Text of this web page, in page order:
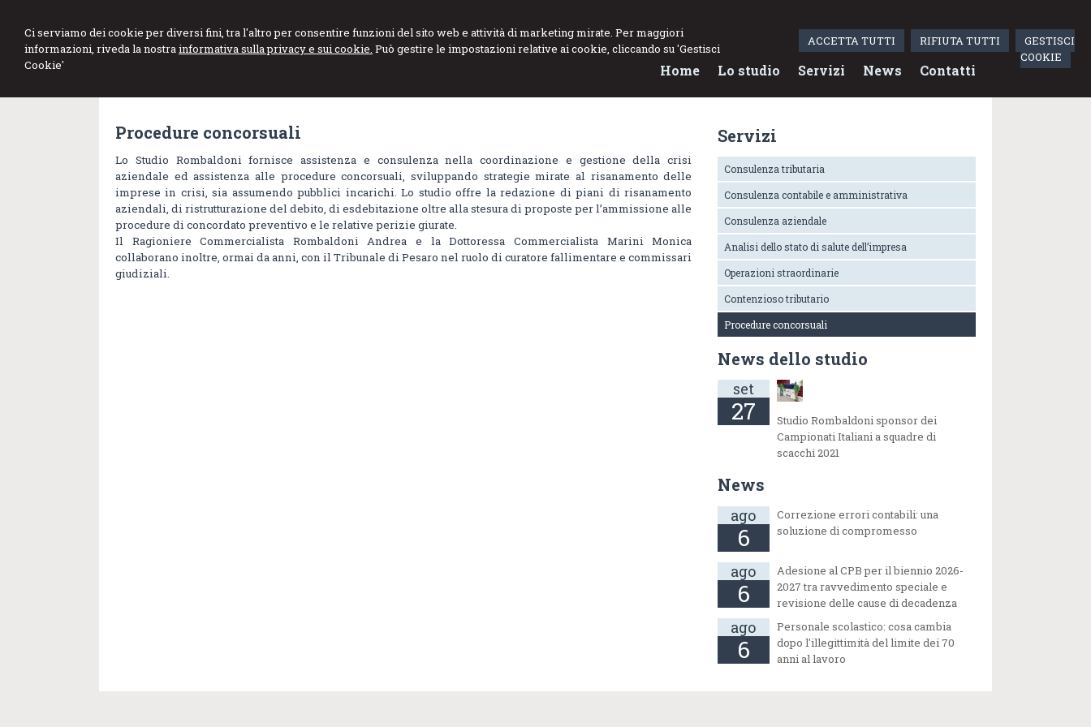
Ci serviamo dei cookie per diversi fini, tra l'altro per consentire funzioni del sito web e attività di marketing mirate. Per maggiori
informazioni, riveda la nostrainformativa sulla privacy e sui cookie. Può gestire le impostazioni relative ai cookie, cliccando su 'Gestisci
Cookie'
ACCETTA TUTTI RIFIUTA TUTTI
GESTISCI
COOKIE
Home Lo studio Servizi News Contatti
Procedure concorsuali
Lo Studio Rombaldoni fornisce assistenza e consulenza nella coordinazione e gestione della crisi
aziendale ed assistenza alle procedure concorsuali, sviluppando strategie mirate al risanamento delle
imprese in crisi, sia assumendo pubblici incarichi. Lo studio offre la redazione di piani di risanamento
aziendali, di ristrutturazione del debito, di esdebitazione oltre alla stesura di proposte per l’ammissione alle
procedure di concordato preventivo e le relative perizie giurate.
Il Ragioniere Commercialista Rombaldoni Andrea e la Dottoressa Commercialista Marini Monica
collaborano inoltre, ormai da anni, con il Tribunale di Pesaro nel ruolo di curatore fallimentare e commissari
giudiziali.
Servizi
Consulenza tributaria
Consulenza contabile e amministrativa
Consulenza aziendale
Analisi dello stato di salute dell’impresa
Operazioni straordinarie
Contenzioso tributario
Procedure concorsuali
News dello studio
set
27
Studio Rombaldoni sponsor dei
Campionati Italiani a squadre di
scacchi 2021
News
ago
6
Correzione errori contabili: una
soluzione di compromesso
ago
6
Adesione al CPB per il biennio 2026-
2027 tra ravvedimento speciale e
revisione delle cause di decadenza
ago
6
Personale scolastico: cosa cambia
dopo l'illegittimità del limite dei 70
anni al lavoro